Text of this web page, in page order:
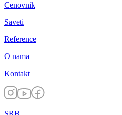
Cenovnik
Saveti
Reference
O nama
Kontakt